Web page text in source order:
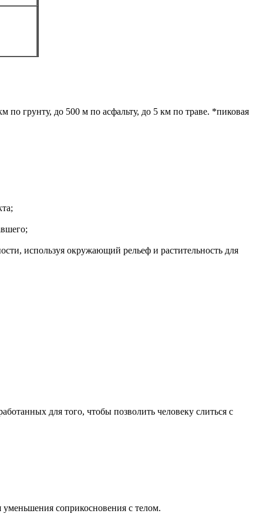
по грунту, до 500 м по асфальту, до 5 км по траве. *пиковая
используя окружающий рельеф и растительность для
для того, чтобы позволить человеку слиться с
соприкосновения с телом.